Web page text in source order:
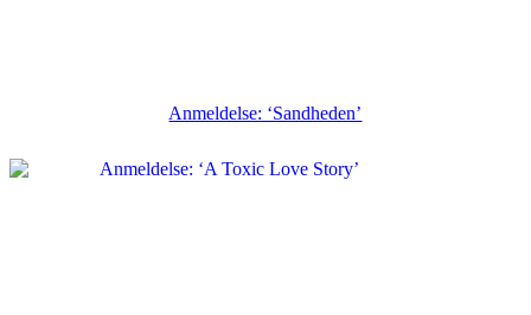
Anmeldelse: ‘Sandheden’